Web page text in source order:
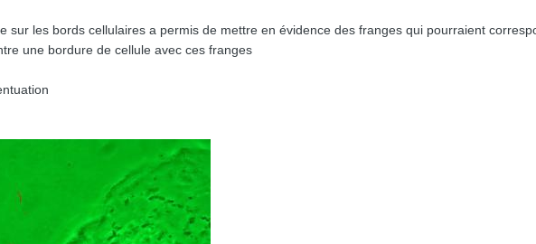
sur les bords cellulaires a permis de mettre en évidence des franges qui pourraient
une bordure de cellule avec ces franges